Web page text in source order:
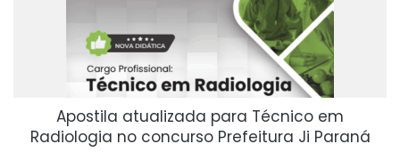
Apostila atualizada para Técnico em
Radiologia no concurso Prefeitura Ji Paraná